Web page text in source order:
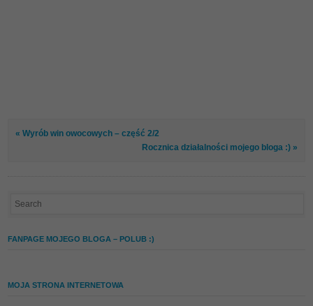
« Wyrób win owocowych – część 2/2
Rocznica działalności mojego bloga :) »
FANPAGE MOJEGO BLOGA – POLUB :)
MOJA STRONA INTERNETOWA